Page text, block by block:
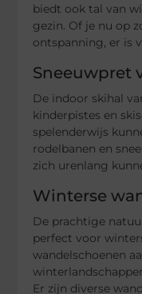
biedt ook tal van
gezin. Of je nu op
ontspanning, er is
Sneeuwpret
De indoor skihal
kinderpistes en
spelenderwijs
rodelbanen en
zich urenlang
Winterse
De prachtige
perfect voor
wandelschoenen
Er zijn diverse